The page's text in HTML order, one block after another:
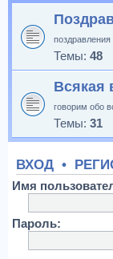
Темы: 48
Всякая
говорим обо
Темы: 31
ВХОД •
Имя
Пароль: